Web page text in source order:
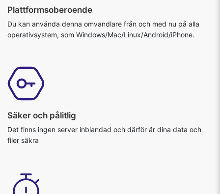
Plattformsoberoende
Du kan använda denna omvandlare från och med nu på alla
operativsystem, som Windows/Mac/Linux/Android/iPhone.
Säker och pålitlig
Det finns ingen server inblandad och därför är dina data och
filer säkra